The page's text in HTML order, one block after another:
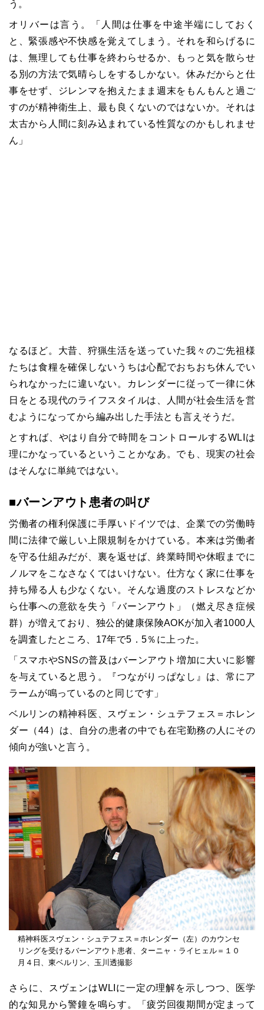
う。
オリバーは言う。「人間は仕事を中途半端にしておく
と、緊張感や不快感を覚えてしまう。それを和らげるに
は、無理しても仕事を終わらせるか、もっと気を散らせ
る別の方法で気晴らしをするしかない。休みだからと仕
事をせず、ジレンマを抱えたまま週末をもんもんと過ご
すのが精神衛生上、最も良くないのではないか。それは
太古から人間に刻み込まれている性質なのかもしれませ
ん」
なるほど。大昔、狩猟生活を送っていた我々のご先祖様
たちは食糧を確保しないうちは心配でおちおち休んでい
られなかったに違いない。カレンダーに従って一律に休
日をとる現代のライフスタイルは、人間が社会生活を営
むようになってから編み出した手法とも言えそうだ。
とすれば、やはり自分で時間をコントロールするWLI は
理にかなっているということかなあ。でも、現実の社会
はそんなに単純ではない。
■バーンアウト患者の叫び
労働者の権利保護に手厚いドイツでは、企業での労働時
間に法律で厳しい上限規制をかけている。本来は労働者
を守る仕組みだが、裏を返せば、終業時間や休暇までに
ノルマをこなさなくてはいけない。仕方なく家に仕事を
持ち帰る人も少なくない。そんな過度のストレスなどか
ら仕事への意欲を失う「バーンアウト」（燃え尽き症候
群）が増えており、独公的健康保険AOKが加入者1000 人
を調査したところ、 17年で5 ．5％に上った。
「スマホやSNSの普及はバーンアウト増加に大いに影響
を与えていると思う。『つながりっぱなし』は、常にア
ラームが鳴っているのと同じです」
ベルリンの精神科医、スヴェン・シュテフェス＝ホレン
ダー（44）は、自分の患者の中でも在宅勤務の人にその
傾向が強いと言う。
精神科医スヴェン・シュテフェス＝ホレンダー（左）のカウンセ
リングを受けるバーンアウト患者、ターニャ・ライヒェル＝１０
月４日、東ベルリン、玉川透撮影
さらに、スヴェンはWLI に一定の理解を示しつつ、医学
的な知見から警鐘を鳴らす。「疲労回復期間が定まって